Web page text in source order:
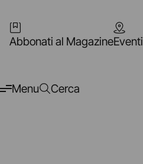
Abbonati al MagazineEventi
Menu Cerca